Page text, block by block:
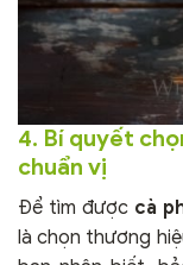
4. Bí quyết
chuẩn vị
Để tìm được cà
là chọn thương